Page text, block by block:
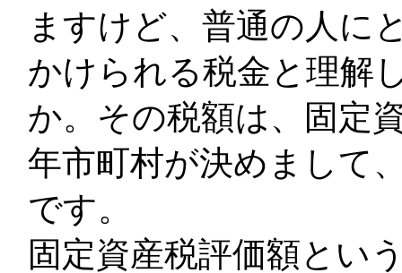
ますけど、普通の人に
かけられる税金と理解
か。その税額は、固定
年市町村が決めまして
です。
固定資産税評価額とい